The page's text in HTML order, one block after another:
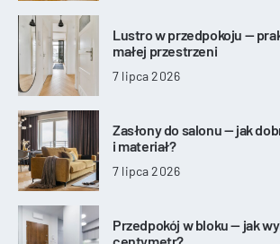
Lustro w przedpokoju —
małej przestrzeni
7 lipca 2026
Zasłony do salonu — jak
i materiał?
7 lipca 2026
Przedpokój w bloku — jak